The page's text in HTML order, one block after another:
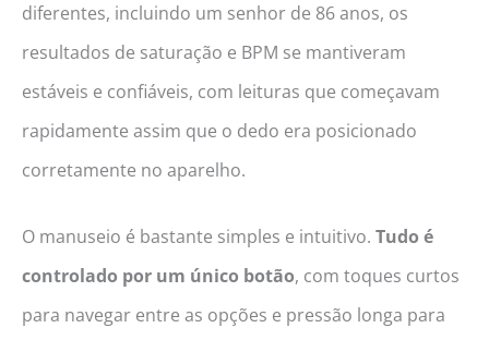
diferentes, incluindo um senhor de 86 anos, os
resultados de saturação e BPM se mantiveram
estáveis e confiáveis, com leituras que começavam
rapidamente assim que o dedo era posicionado
corretamente no aparelho.
O manuseio é bastante simples e intuitivo. Tudo é
controlado por um único botão, com toques curtos
para navegar entre as opções e pressão longa para